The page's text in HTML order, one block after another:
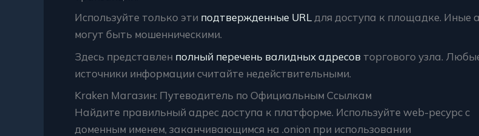
Используйте только эти подтвержденные URL для доступа к площадке. Иные
могут быть мошенническими.
Здесь представлен полный перечень валидных адресов торгового узла.
источники информации считайте недействительными.
Kraken Магазин: Путеводитель по Официальным Ссылкам
Найдите правильный адрес доступа к платформе. Используйте web-ресурс с
доменным именем, заканчивающимся на .onion при использовании